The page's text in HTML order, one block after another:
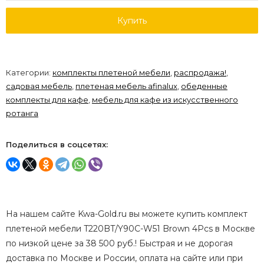
Купить
Категории: комплекты плетеной мебели распродажа!
садовая мебель плетеная мебель afinalux обеденные
комплекты для кафе мебель для кафе из искусственного
ротанга
Поделиться в соцсетях:
На нашем сайте Kwa-Gold.ru вы можете купить комплект
плетеной мебели T220BT/Y90C-W51 Brown 4Pcs в Москве
по низкой цене за 38 500 руб.! Быстрая и не дорогая
доставка по Москве и России, оплата на сайте или при